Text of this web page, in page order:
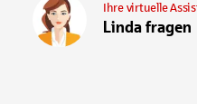
Linda fragen
Ihre virtuelle